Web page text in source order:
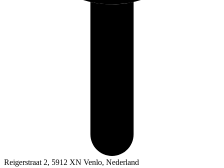
Reigerstraat 2, 5912 XN Venlo, Nederland